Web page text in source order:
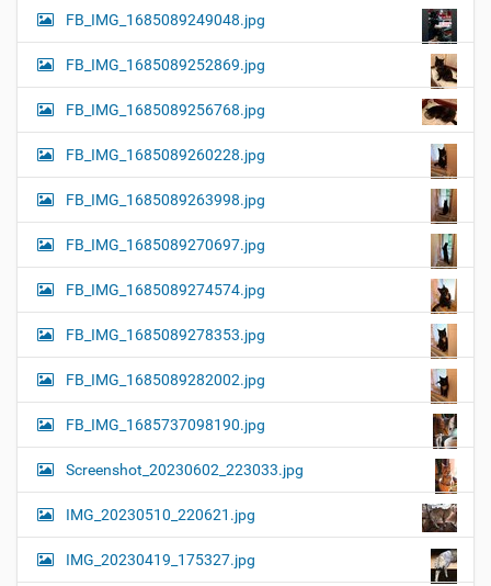
FB_IMG_1685089249048.jpg
FB_IMG_1685089252869.jpg
FB_IMG_1685089256768.jpg
FB_IMG_1685089260228.jpg
FB_IMG_1685089263998.jpg
FB_IMG_1685089270697.jpg
FB_IMG_1685089274574.jpg
FB_IMG_1685089278353.jpg
FB_IMG_1685089282002.jpg
FB_IMG_1685737098190.jpg
Screenshot_20230602_223033.jpg
IMG_20230510_220621.jpg
IMG_20230419_175327.jpg